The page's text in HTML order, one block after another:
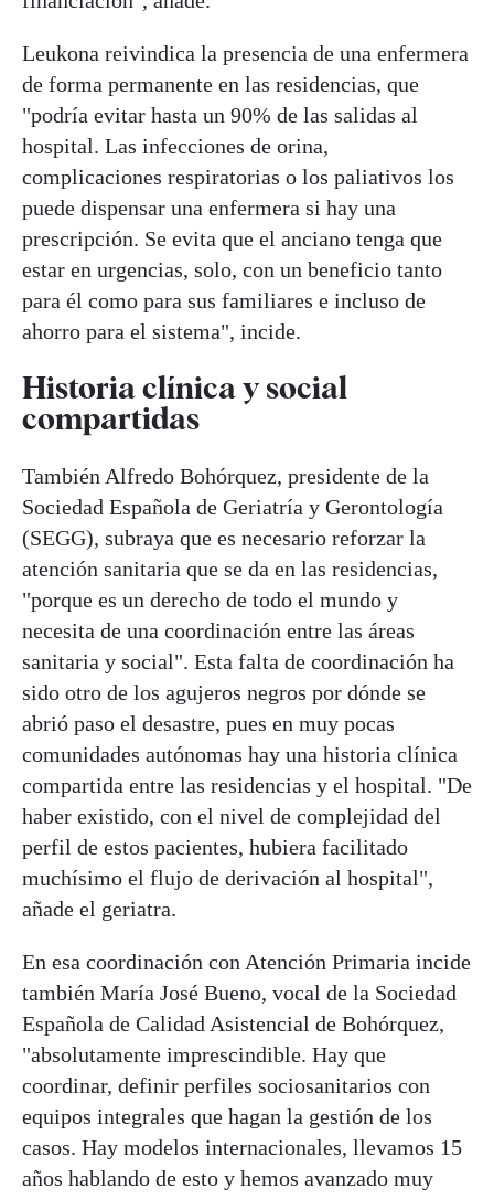
Leukona reivindica la presencia de una enfermera
de forma permanente en las residencias, que
"podría evitar hasta un 90% de las salidas al
hospital. Las infecciones de orina,
complicaciones respiratorias o los paliativos los
puede dispensar una enfermera si hay una
prescripción. Se evita que el anciano tenga que
estar en urgencias, solo, con un beneficio tanto
para él como para sus familiares e incluso de
ahorro para el sistema", incide.
Historia clínica y social
compartidas
También Alfredo Bohórquez, presidente de la
Sociedad Española de Geriatría y Gerontología
(SEGG), subraya que es necesario reforzar la
atención sanitaria que se da en las residencias,
"porque es un derecho de todo el mundo y
necesita de una coordinación entre las áreas
sanitaria y social". Esta falta de coordinación ha
sido otro de los agujeros negros por dónde se
abrió paso el desastre, pues en muy pocas
comunidades autónomas hay una historia clínica
compartida entre las residencias y el hospital. "De
haber existido, con el nivel de complejidad del
perfil de estos pacientes, hubiera facilitado
muchísimo el flujo de derivación al hospital",
añade el geriatra.
En esa coordinación con Atención Primaria incide
también María José Bueno, vocal de la Sociedad
Española de Calidad Asistencial de Bohórquez,
"absolutamente imprescindible. Hay que
coordinar, definir perfiles sociosanitarios con
equipos integrales que hagan la gestión de los
casos. Hay modelos internacionales, llevamos 15
años hablando de esto y hemos avanzado muy